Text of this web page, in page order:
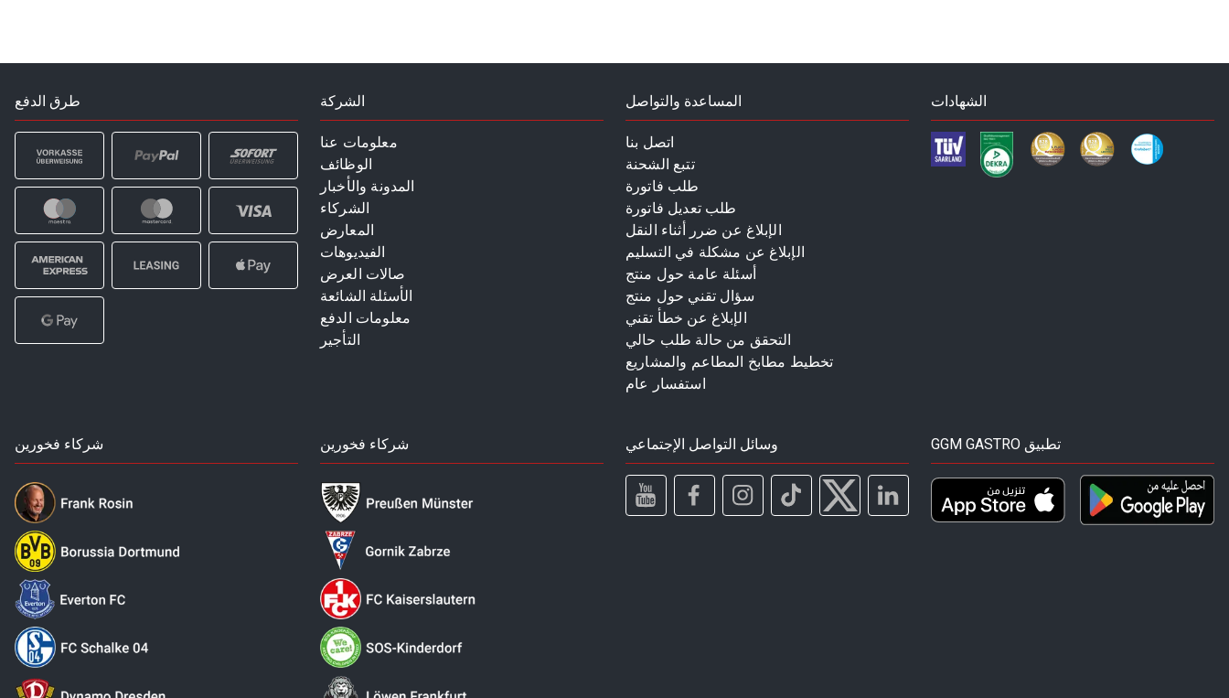
طرق الدفع الشركة
معلومات عنا
الوظائف
المدونة والأخبار
الشركاء
المعارض
الفيديوهات
صالات العرض
الأسئلة الشائعة
معلومات الدفع
التأجير
المساعدة والتواصل
اتصل بنا
تتبع الشحنة
طلب فاتورة
طلب تعديل فاتورة
الإبلاغ عن ضرر أثناء النقل
الإبلاغ عن مشكلة في التسليم
أسئلة عامة حول منتج
سؤال تقني حول منتج
الإبلاغ عن خطأ تقني
التحقق من حالة طلب حالي
تخطيط مطابخ المطاعم والمشاريع
استفسار عام
الشهادات
شركاء فخورين شركاء فخورين وسائل التواصل الإجتماعي GGM GASTRO تطبيق